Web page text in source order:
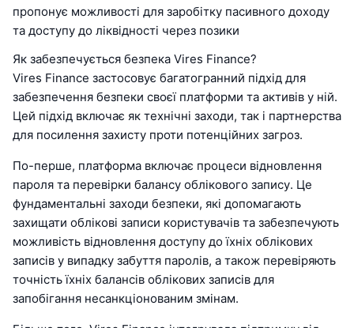
пропонує можливості для заробітку пасивного доходу
та доступу до ліквідності через позики
Як забезпечується безпека Vires Finance?
Vires Finance застосовує багатогранний підхід для
забезпечення безпеки своєї платформи та активів у ній.
Цей підхід включає як технічні заходи, так і партнерства
для посилення захисту проти потенційних загроз.
По-перше, платформа включає процеси відновлення
пароля та перевірки балансу облікового запису. Це
фундаментальні заходи безпеки, які допомагають
захищати облікові записи користувачів та забезпечують
можливість відновлення доступу до їхніх облікових
записів у випадку забуття паролів, а також перевіряють
точність їхніх балансів облікових записів для
запобігання несанкціонованим змінам.